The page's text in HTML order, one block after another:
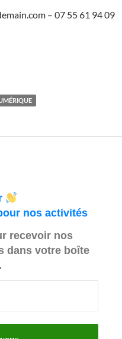
– 07 55 61 94 09
nos activités
recevoir nos
dans votre boîte